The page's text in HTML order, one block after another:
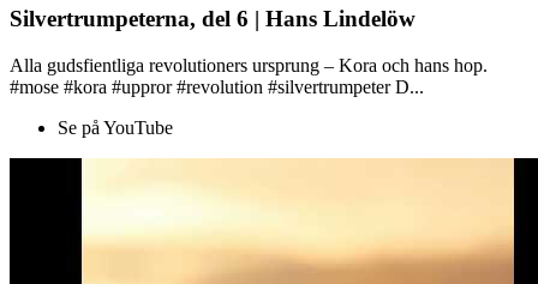
Silvertrumpeterna, del 6 | Hans Lindelöw
Alla gudsfientliga revolutioners ursprung – Kora och hans hop.
#mose #kora #uppror #revolution #silvertrumpeter D...
Se på YouTube